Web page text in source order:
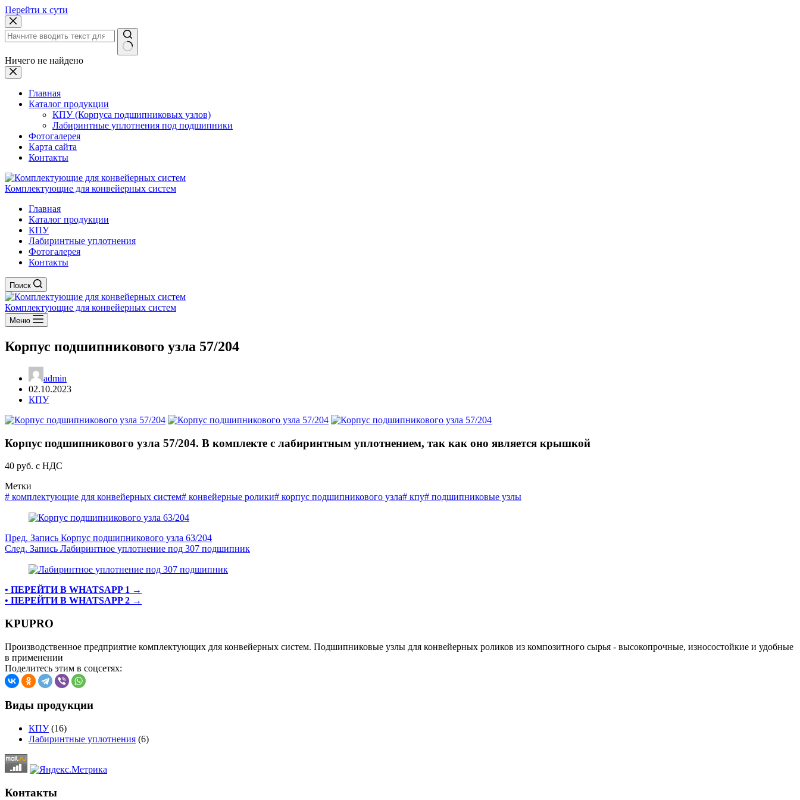
Перейти к сути
Ничего не найдено
Главная
Каталог продукции
КПУ (Корпуса подшипниковых узлов)
Лабиринтные уплотнения под подшипники
Фотогалерея
Карта сайта
Контакты
Комплектующие для конвейерных систем
Главная
Каталог продукции
КПУ
Лабиринтные уплотнения
Фотогалерея
Контакты
Поиск
Комплектующие для конвейерных систем
Меню
Корпус подшипникового узла 57/204
admin
02.10.2023
КПУ
Корпус подшипникового узла 57/204. В комплекте с лабиринтным уплотнением, так как оно является крышкой
40 руб. с НДС
Метки
# комплектующие для конвейерных систем# конвейерные ролики# корпус подшипникового узла# кпу# подшипниковые узлы
Пред. Запись Корпус подшипникового узла 63/204
След. Запись Лабиринтное уплотнение под 307 подшипник
• ПЕРЕЙТИ В WHATSAPP 1 →
• ПЕРЕЙТИ В WHATSAPP 2 →
KPUPRO
Производственное предприятие комплектующих для конвейерных систем. Подшипниковые узлы для конвейерных роликов из композитного сырья - высокопрочные, износостойкие и удобные
в применении
Поделитесь этим в соцсетях:
Виды продукции
КПУ(16)
Лабиринтные уплотнения (6)
Контакты